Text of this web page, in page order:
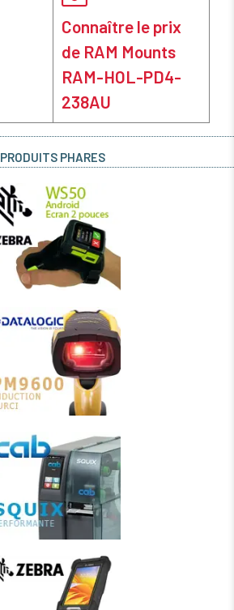
Connaître le prix
de RAM Mounts
RAM-HOL-PD4-
238AU
PRODUITS PHARES